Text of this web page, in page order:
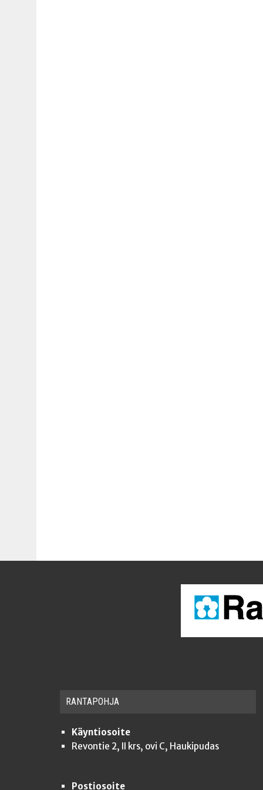
RAN­TA­POH­JA
Käyntiosoite
Revontie 2, II krs, ovi C, Haukipudas
Postiosoite